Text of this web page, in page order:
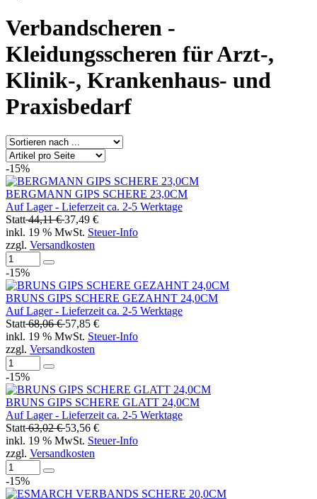
Verbandscheren -
Kleidungsscheren für Arzt-,
Klinik-, Krankenhaus- und
Praxisbedarf
-15%
BERGMANN GIPS SCHERE 23,0CM
Auf Lager - Lieferzeit ca. 2-5 Werktage
Statt44,11 €37,49 €
inkl. 19 % MwSt. Steuer-Info
zzgl. Versandkosten
-15%
BRUNS GIPS SCHERE GEZAHNT 24,0CM
Auf Lager - Lieferzeit ca. 2-5 Werktage
Statt68,06 €57,85 €
inkl. 19 % MwSt. Steuer-Info
zzgl. Versandkosten
-15%
BRUNS GIPS SCHERE GLATT 24,0CM
Auf Lager - Lieferzeit ca. 2-5 Werktage
Statt63,02 €53,56 €
inkl. 19 % MwSt. Steuer-Info
zzgl. Versandkosten
-15%